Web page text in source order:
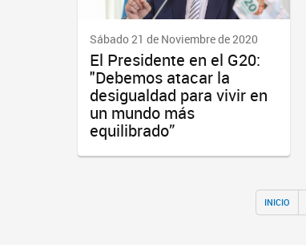
Sábado 21 de Noviembre de 2020
El Presidente en el G20:
"Debemos atacar la
desigualdad para vivir en
un mundo más
equilibrado”
INICIO